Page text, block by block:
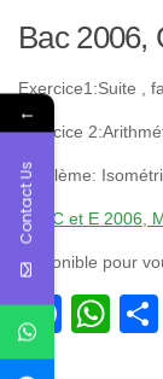
Bac 2006,
Exercice1:Suite ,
Exercice
Problème:
Bac C et E 2006,
Disponible pour
←
Contact Us